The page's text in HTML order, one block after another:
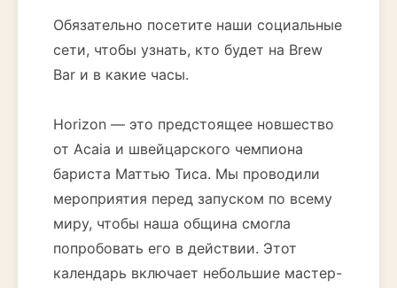
Обязательно посетите наши социальные
сети, чтобы узнать, кто будет на Brew
Bar и в какие часы.
Horizon — это предстоящее новшество
от Acaia и швейцарского чемпиона
бариста Маттью Тиса. Мы проводили
мероприятия перед запуском по всему
миру, чтобы наша община смогла
попробовать его в действии. Этот
календарь включает небольшие мастер-